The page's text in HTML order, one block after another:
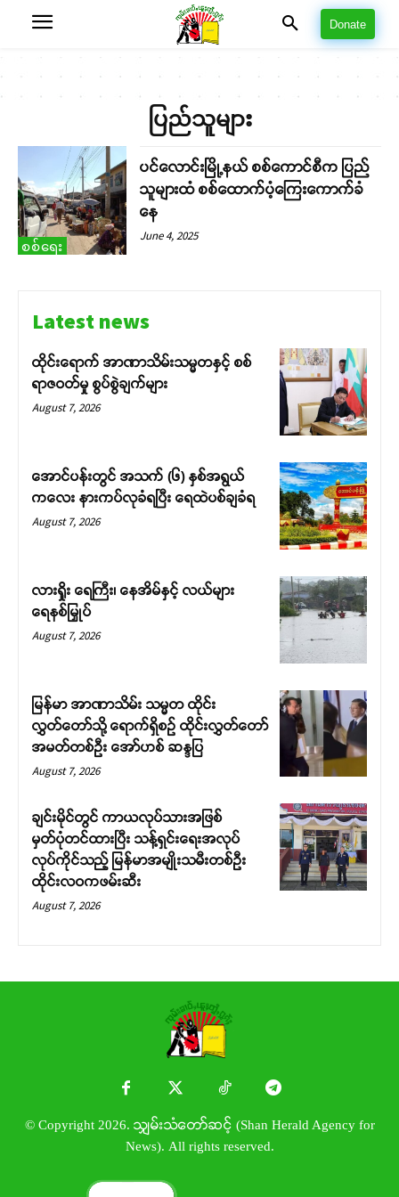
Donate
ပြည်သူများ
စစ်ရေး
ပင်လောင်းမြို့နယ် စစ်ကောင်စီက ပြည်
သူများထံ စစ်ထောက်ပံ့ကြေးကောက်ခံ
နေ
June 4, 2025
Latest news
ထိုင်းရောက် အာဏာသိမ်းသမ္မတနှင့် စစ်
ရာဇဝတ်မှု စွပ်စွဲချက်များ
August 7, 2026
အောင်ပန်းတွင် အသက် (၆) နှစ်အရွယ်
ကလေး နားကပ်လုခံရပြီး ရေထဲပစ်ချခံရ
August 7, 2026
လားရှိုး ရေကြီး၊ နေအိမ်နှင့် လယ်များ
ရေနစ်မြှုပ်
August 7, 2026
မြန်မာ အာဏာသိမ်း သမ္မတ ထိုင်း
လွှတ်တော်သို့ ရောက်ရှိစဉ် ထိုင်းလွှတ်တော်
အမတ်တစ်ဦး အော်ဟစ် ဆန္ဒပြ
August 7, 2026
ချင်းမိုင်တွင် ကာယလုပ်သားအဖြစ်
မှတ်ပုံတင်ထားပြီး သန့်ရှင်းရေးအလုပ်
လုပ်ကိုင်သည့် မြန်မာအမျိုးသမီးတစ်ဦး
ထိုင်းလဝကဖမ်းဆီး
August 7, 2026
© Copyright 2026. သျှမ်းသံတော်ဆင့် (Shan Herald Agency for
News). All rights reserved.